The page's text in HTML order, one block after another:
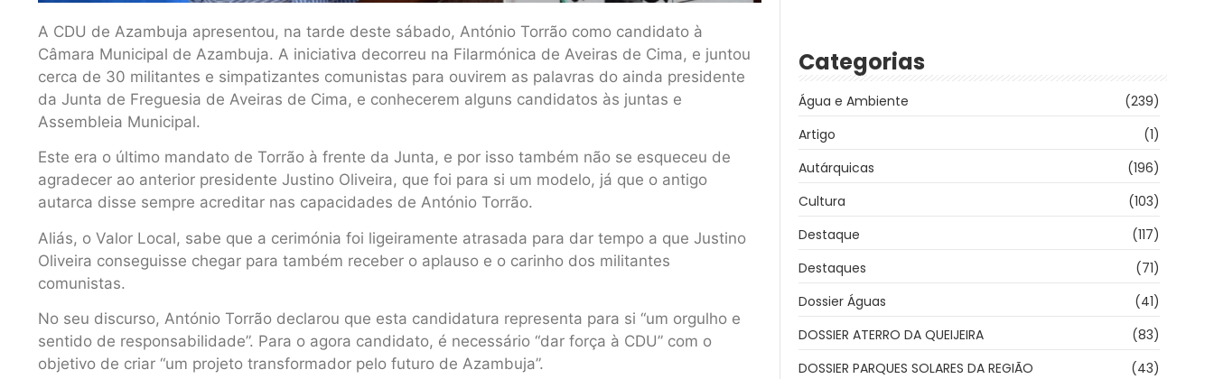
A CDU de Azambuja apresentou, na tarde deste sábado, António Torrão como candidato à
Câmara Municipal de Azambuja. A iniciativa decorreu na Filarmónica de Aveiras de Cima, e juntou
cerca de 30 militantes e simpatizantes comunistas para ouvirem as palavras do ainda presidente
da Junta de Freguesia de Aveiras de Cima, e conhecerem alguns candidatos às juntas e
Assembleia Municipal.
Este era o último mandato de Torrão à frente da Junta, e por isso também não se esqueceu de
agradecer ao anterior presidente Justino Oliveira, que foi para si um modelo, já que o antigo
autarca disse sempre acreditar nas capacidades de António Torrão.
Aliás, o Valor Local, sabe que a cerimónia foi ligeiramente atrasada para dar tempo a que Justino
Oliveira conseguisse chegar para também receber o aplauso e o carinho dos militantes
comunistas.
No seu discurso, António Torrão declarou que esta candidatura representa para si “um orgulho e
sentido de responsabilidade”. Para o agora candidato, é necessário “dar força à CDU” com o
objetivo de criar “um projeto transformador pelo futuro de Azambuja”.
Categorias
Água e Ambiente
(239)
Artigo
(1)
Autárquicas
(196)
Cultura
(103)
Destaque
(117)
Destaques
(71)
Dossier Águas
(41)
DOSSIER ATERRO DA QUEIJEIRA
(83)
DOSSIER PARQUES SOLARES DA REGIÃO
(43)